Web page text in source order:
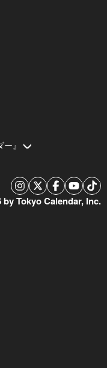
』
by Tokyo Calendar, Inc.